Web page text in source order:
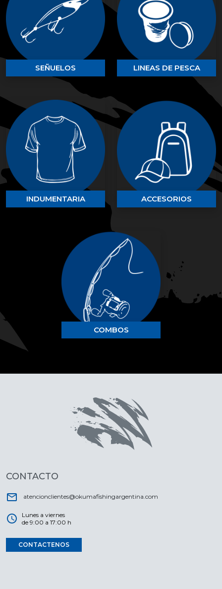
SEÑUELOS LINEAS DE PESCA
INDUMENTARIA ACCESORIOS
COMBOS
CONTACTO
email atencionclientes@okumafishingargentina.com
schedule
Lunes a viernes
de 9:00 a 17:00 h
CONTACTENOS